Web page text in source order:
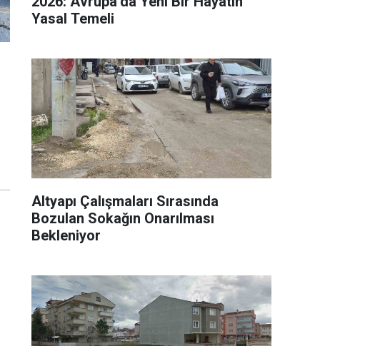
Yasal Temeli
Altyapı Çalışmaları Sırasında
Bozulan Sokağın Onarılması
Bekleniyor